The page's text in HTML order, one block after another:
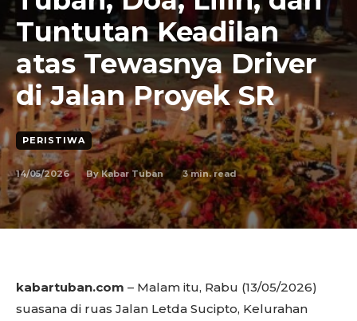
Tuntutan Keadilan
atas Tewasnya Driver
di Jalan Proyek SR
PERISTIWA
14/05/2026 By Kabar Tuban 3min. read
kabartuban.com – Malam itu, Rabu (13/05/2026)
suasana di ruas Jalan Letda Sucipto, Kelurahan